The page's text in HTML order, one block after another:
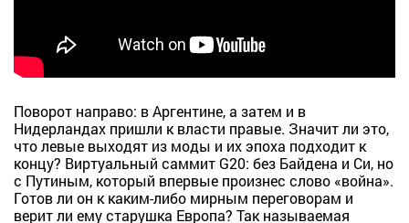
Поворот направо: в Аргентине, а затем и в
Нидерландах пришли к власти правые. Значит ли это,
что левые выходят из моды и их эпоха подходит к
концу? Виртуальный саммит G20: без Байдена и Си, но
с Путиным, который впервые произнес слово «война».
Готов ли он к каким-либо мирным переговорам и
верит ли ему старушка Европа? Так называемая